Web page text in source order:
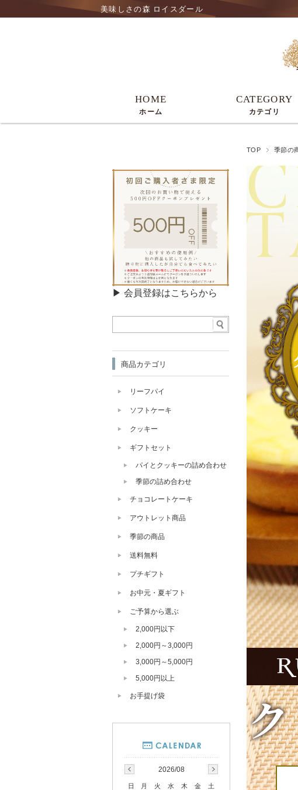
美味しさの森 ロイスダール
HOME
ホーム
CATEGORY
カテゴリ
Almond Leaf
アマンドリーフ ア
Ruysdael Set
ロイスダールセット
Le
ル
TOP 季節の
▶ 会員登録はこちらから
商品カテゴリ
リーフパイ
ソフトケーキ
クッキー
ギフトセット
パイとクッキーの詰め合わせ
季節の詰め合わせ
チョコレートケーキ
アウトレット商品
季節の商品
送料無料
プチギフト
お中元・夏ギフト
ご予算から選ぶ
2,000円以下
2,000円～3,000円
3,000円～5,000円
5,000円以上
お手提げ袋
2026/08
日 月 火 水 木 金
土